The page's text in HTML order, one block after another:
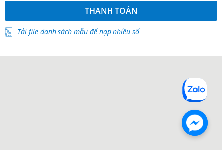
THANH TOÁN
Tải file danh sách mẫu để nạp nhiều số